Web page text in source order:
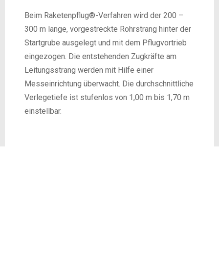
Beim Raketenpflug®-Verfahren wird der 200 –
300 m lange, vorgestreckte Rohrstrang hinter der
Startgrube ausgelegt und mit dem Pflugvortrieb
eingezogen. Die entstehenden Zugkräfte am
Leitungsstrang werden mit Hilfe einer
Messeinrichtung überwacht. Die durchschnittliche
Verlegetiefe ist stufenlos von 1,00 m bis 1,70 m
einstellbar.